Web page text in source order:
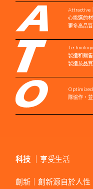
Attractive
心挑選的
更多高品
製造和銷
製造及品
Optimized
隊協作，
科技 ｜享受生活
創新｜創新源自於人性